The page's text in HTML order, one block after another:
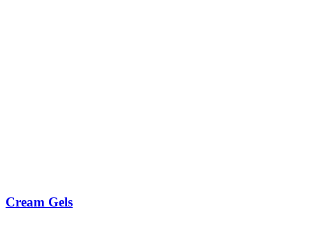
Cream Gels